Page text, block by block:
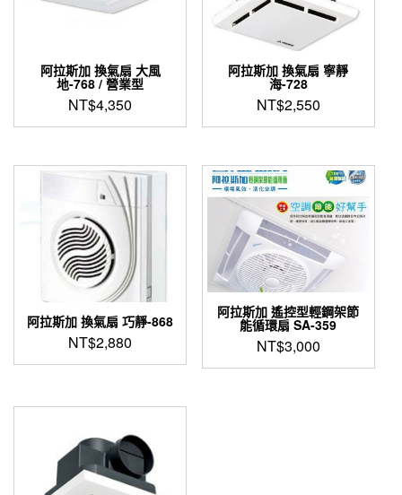
阿拉斯加 換氣扇 大風
地-768 / 營業型
NT$4,350
阿拉斯加 換氣扇 寧靜
海-728
NT$2,550
阿拉斯加 換氣扇 巧靜-868
NT$2,880
阿拉斯加 遙控型輕鋼架節
能循環扇 SA-359
NT$3,000